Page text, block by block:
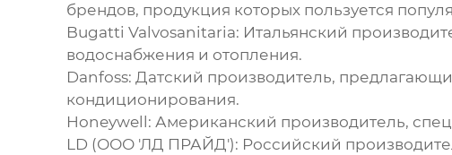
брендов, продукция которых пользуется
Bugatti Valvosanitaria: Итальянский
водоснабжения и отопления.
Danfoss: Датский производитель,
кондиционирования.
Honeywell: Американский производитель,
LD (ООО 'ЛД ПРАЙД'): Российский